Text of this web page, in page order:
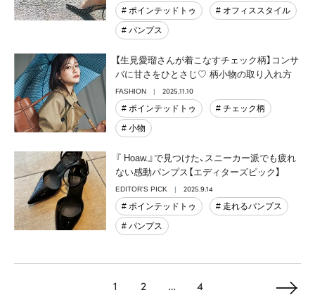
# ポインテッドトゥ
# オフィススタイル
# パンプス
【生見愛瑠さんが着こなすチェック柄】コンサ
バに甘さをひとさじ♡ 柄小物の取り入れ方
FASHION
2025.11.10
# ポインテッドトゥ
# チェック柄
# 小物
『 Hoaw.』で見つけた、スニーカー派でも疲れ
ない感動パンプス【エディターズピック】
EDITOR'S PICK
2025.9.14
# ポインテッドトゥ
# 走れるパンプス
# パンプス
1 2 … 4